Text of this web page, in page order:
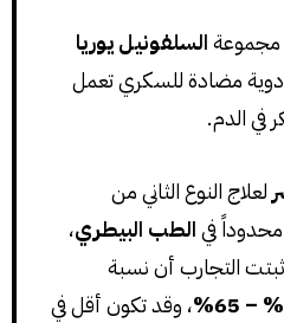
مجموعةالسلفونيل يوريا
مضادة للسكري تعمل
الدم.
لعلاج النوع الثاني من
فيالطب البيطري،
التجارب أن نسبة
، وقد تكون أقل في